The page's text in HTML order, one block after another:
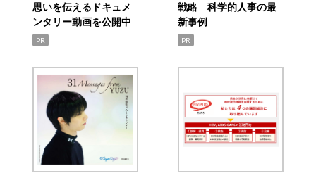
思いを伝えるドキュメ
ンタリー動画を公開中
PR
戦略 科学的人事の最
新事例
PR